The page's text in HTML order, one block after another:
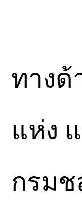
ทางด้
แห่ง
กรมช